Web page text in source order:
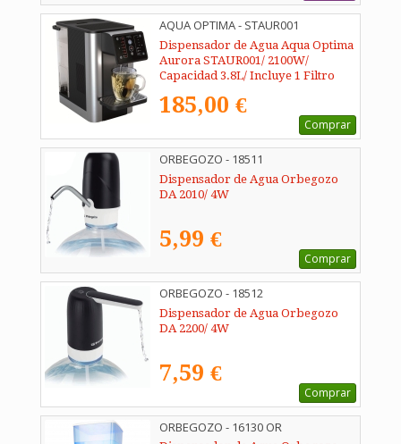
AQUA OPTIMA - STAUR001
Dispensador de Agua Aqua Optima
Aurora STAUR001/ 2100W/
Capacidad 3.8L/ Incluye 1 Filtro
185,00 €
Comprar
ORBEGOZO - 18511
Dispensador de Agua Orbegozo
DA 2010/ 4W
5,99 €
Comprar
ORBEGOZO - 18512
Dispensador de Agua Orbegozo
DA 2200/ 4W
7,59 €
Comprar
ORBEGOZO - 16130 OR